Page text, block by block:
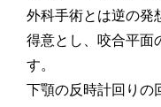
外科手術とは逆の発
得意とし、咬合平面
す。
下顎の反時計回りの